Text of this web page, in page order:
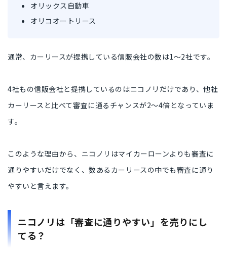
オリックス自動車
オリコオートリース
通常、カーリースが提携している信販会社の数は1〜2社です。
4社もの信販会社と提携しているのはニコノリだけであり、他社
カーリースと比べて審査に通るチャンスが2〜4倍となっていま
す。
このような理由から、ニコノリはマイカーローンよりも審査に
通りやすいだけでなく、数あるカーリースの中でも審査に通り
やすいと言えます。
ニコノリは「審査に通りやすい」を売りにし
てる？